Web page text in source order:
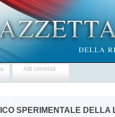
Atti correlati
SPERIMENTALE